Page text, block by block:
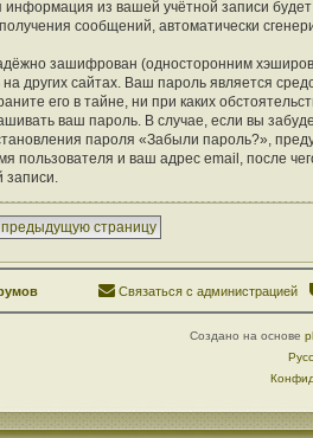
информация из вашей учётной записи
получения сообщений, автоматически
зашифрован (односторонним
на других сайтах. Ваш пароль является
его в тайне, ни при каких
ваш пароль. В случае, если вы
пароля «Забыли пароль?»,
пользователя и ваш адрес email, после
записи.
предыдущую страницу
Связаться с администрацией
Создано на основе